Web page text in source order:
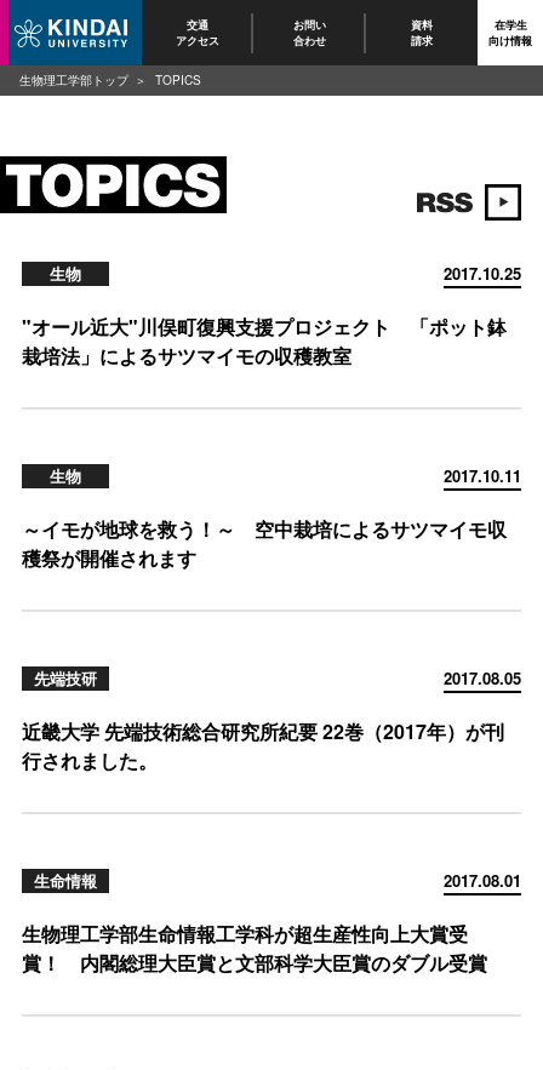
交通
アクセス
お問い
合わせ
資料
請求
在学生
向け情報
2017.10.25
生物
"オール近大"川俣町復興支援プロジェクト 「ポット鉢
栽培法」によるサツマイモの収穫教室
2017.10.11
生物
～イモが地球を救う！～ 空中栽培によるサツマイモ収
穫祭が開催されます
2017.08.05
先端技研
近畿大学 先端技術総合研究所紀要 22巻（2017年）が刊
行されました。
2017.08.01
生命情報
生物理工学部生命情報工学科が超生産性向上大賞受
賞！ 内閣総理大臣賞と文部科学大臣賞のダブル受賞
生物理工学部トップ TOPICS